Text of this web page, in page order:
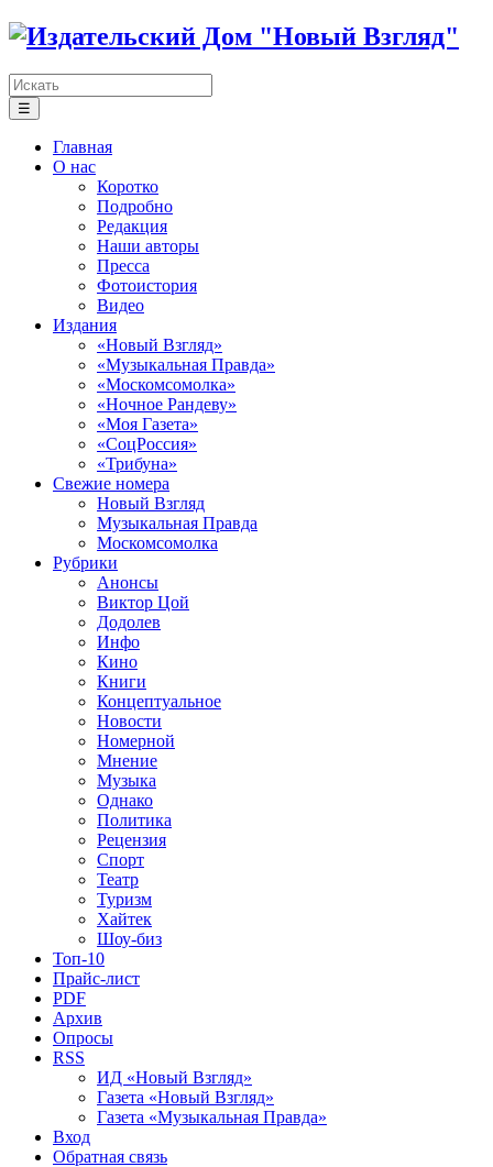
☰
Главная
О нас
Коротко
Подробно
Редакция
Наши авторы
Пресса
Фотоистория
Видео
Издания
«Новый Взгляд»
«Музыкальная Правда»
«Москомсомолка»
«Ночное Рандеву»
«Моя Газета»
«СоцРоссия»
«Трибуна»
Свежие номера
Новый Взгляд
Музыкальная Правда
Москомсомолка
Рубрики
Анонсы
Виктор Цой
Додолев
Инфо
Кино
Книги
Концептуальное
Новости
Номерной
Мнение
Музыка
Однако
Политика
Рецензия
Спорт
Театр
Туризм
Хайтек
Шоу-биз
Топ-10
Прайс-лист
PDF
Архив
Опросы
RSS
ИД «Новый Взгляд»
Газета «Новый Взгляд»
Газета «Музыкальная Правда»
Вход
Обратная связь